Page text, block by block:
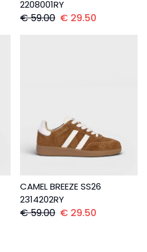
2208001RY
€59.00 € 29.50
CAMEL BREEZE SS26
2314202RY
€59.00 € 29.50